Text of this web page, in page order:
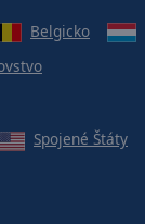
Belgicko
Spojené Štáty